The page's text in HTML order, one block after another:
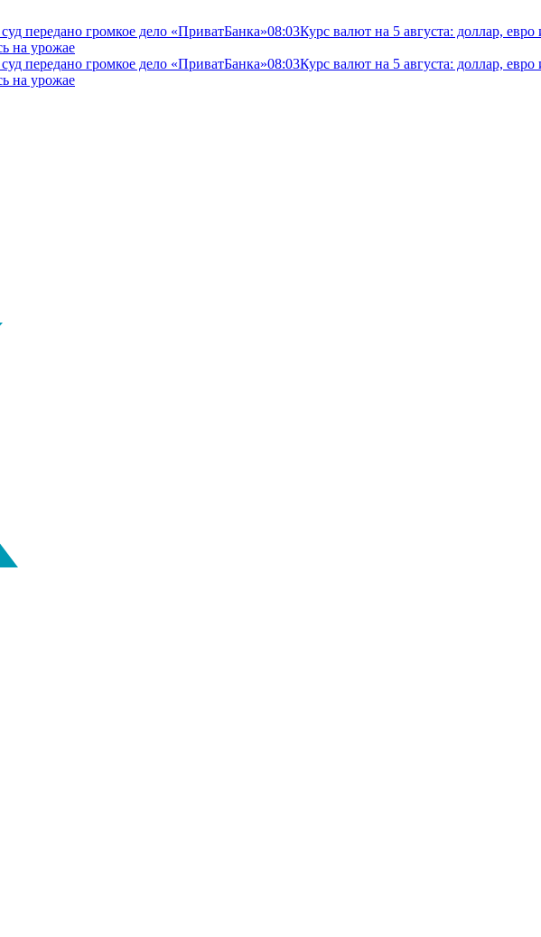
передано громкое дело «ПриватБанка»08:03Курс валют на 5 августа: доллар,
на урожае
передано громкое дело «ПриватБанка»08:03Курс валют на 5 августа: доллар,
на урожае